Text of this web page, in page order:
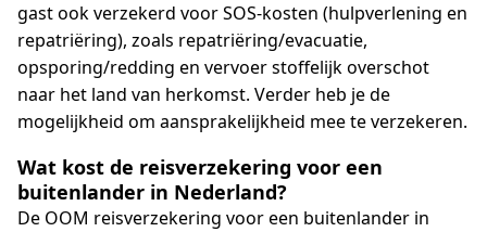
gast ook verzekerd voor SOS-kosten (hulpverlening en
repatriëring), zoals repatriëring/evacuatie,
opsporing/redding en vervoer stoffelijk overschot
naar het land van herkomst. Verder heb je de
mogelijkheid om aansprakelijkheid mee te verzekeren.
Wat kost de reisverzekering voor een
buitenlander in Nederland?
De OOM reisverzekering voor een buitenlander in